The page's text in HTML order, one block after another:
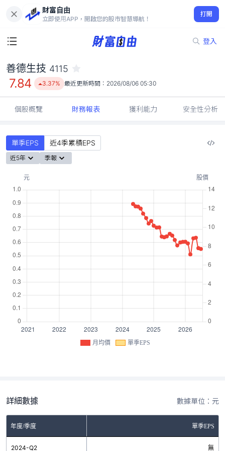
財富自由
立即使用APP，開啟您的股市智慧導航！
打開
登入
7.84
3.37%
善德生技 4115
7.84 3.37% 最近更新時間： 2026/08/06 05:30
個股概覽 財務報表 獲利能力 安全性分析
單季EPS 近4季累積EPS
近5年 季報
月均價 單季EPS
詳細數據 數據單位：元
年度/季度 單季EPS
2024-Q2 無